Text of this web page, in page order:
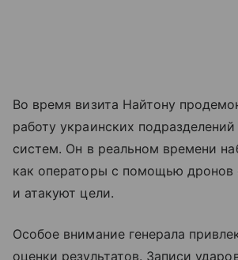
Во время визита Найтону
работу украинских
систем. Он в реальном времени
как операторы с помощью дронов
и атакуют цели.
Особое внимание генерала
оценки результатов. Записи